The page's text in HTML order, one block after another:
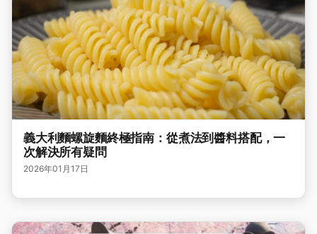
義大利麵螺旋麵終極指南：從煮法到醬料搭配，一
次解決所有疑問
2026年01月17日